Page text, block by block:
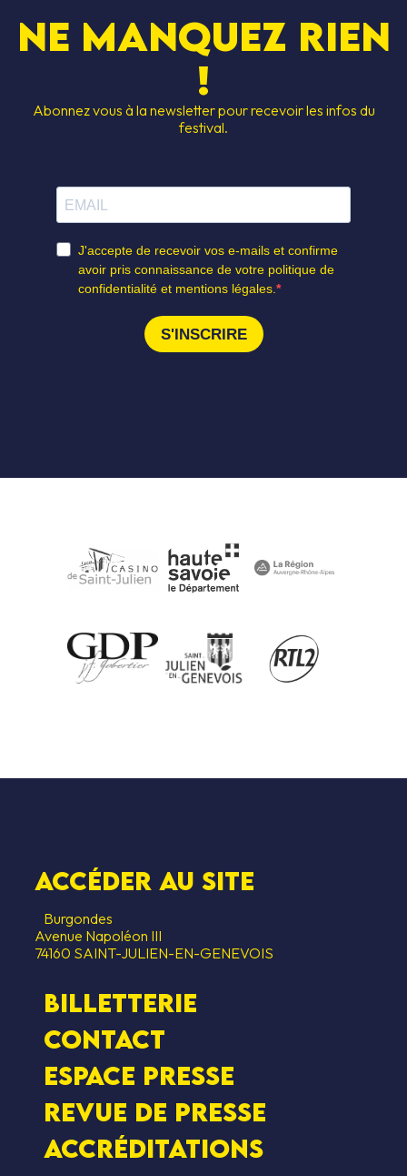
DEVENIR
LES
Ne manquez rien
!
Abonnez vous à la newsletter pour recevoir les infos du
festival.
Accéder au SITE
Burgondes
Avenue Napoléon III
74160 SAINT-JULIEN-EN-GENEVOIS
Billetterie
Contact
Espace presse
Revue de presse
Accréditations